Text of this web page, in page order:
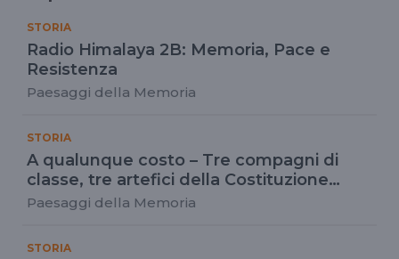
STORIA
Radio Himalaya 2B: Memoria, Pace e
Resistenza
Paesaggi della Memoria
STORIA
A qualunque costo – Tre compagni di
classe, tre artefici della Costituzione
italiana: intervista a Francesca Banchini
Paesaggi della Memoria
STORIA